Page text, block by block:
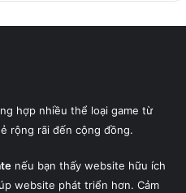
hợp nhiều thể loại game từ
rộng rãi đến cộng đồng.
nếu bạn thấy website hữu ích
website phát triển hơn. Cảm